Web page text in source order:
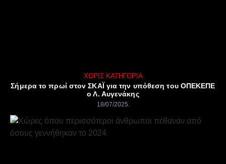
ΧΩΡΊΣ ΚΑΤΗΓΟΡΊΑ
Σήμερα το πρωί στον ΣΚΑΪ για την υπόθεση του ΟΠΕΚΕΠΕ
ο Λ. Αυγενάκης
18/07/2025